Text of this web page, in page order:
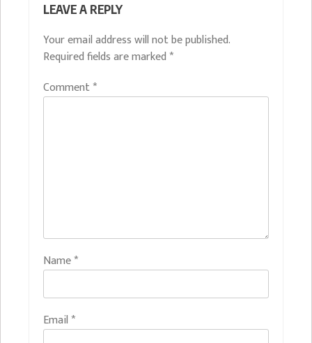
LEAVE A REPLY
Your email address will not be published.
Required fields are marked *
Comment*
Name*
Email *